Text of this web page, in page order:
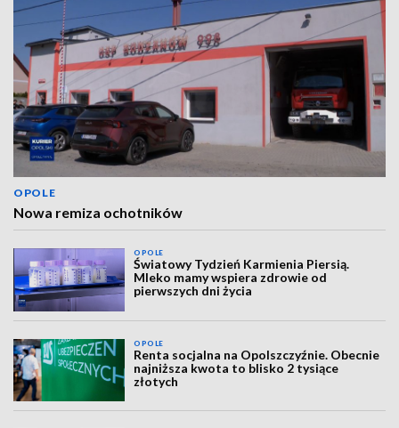
OPOLE
Nowa remiza ochotników
OPOLE
Światowy Tydzień Karmienia Piersią.
Mleko mamy wspiera zdrowie od
pierwszych dni życia
OPOLE
Renta socjalna na Opolszczyźnie. Obecnie
najniższa kwota to blisko 2 tysiące
złotych